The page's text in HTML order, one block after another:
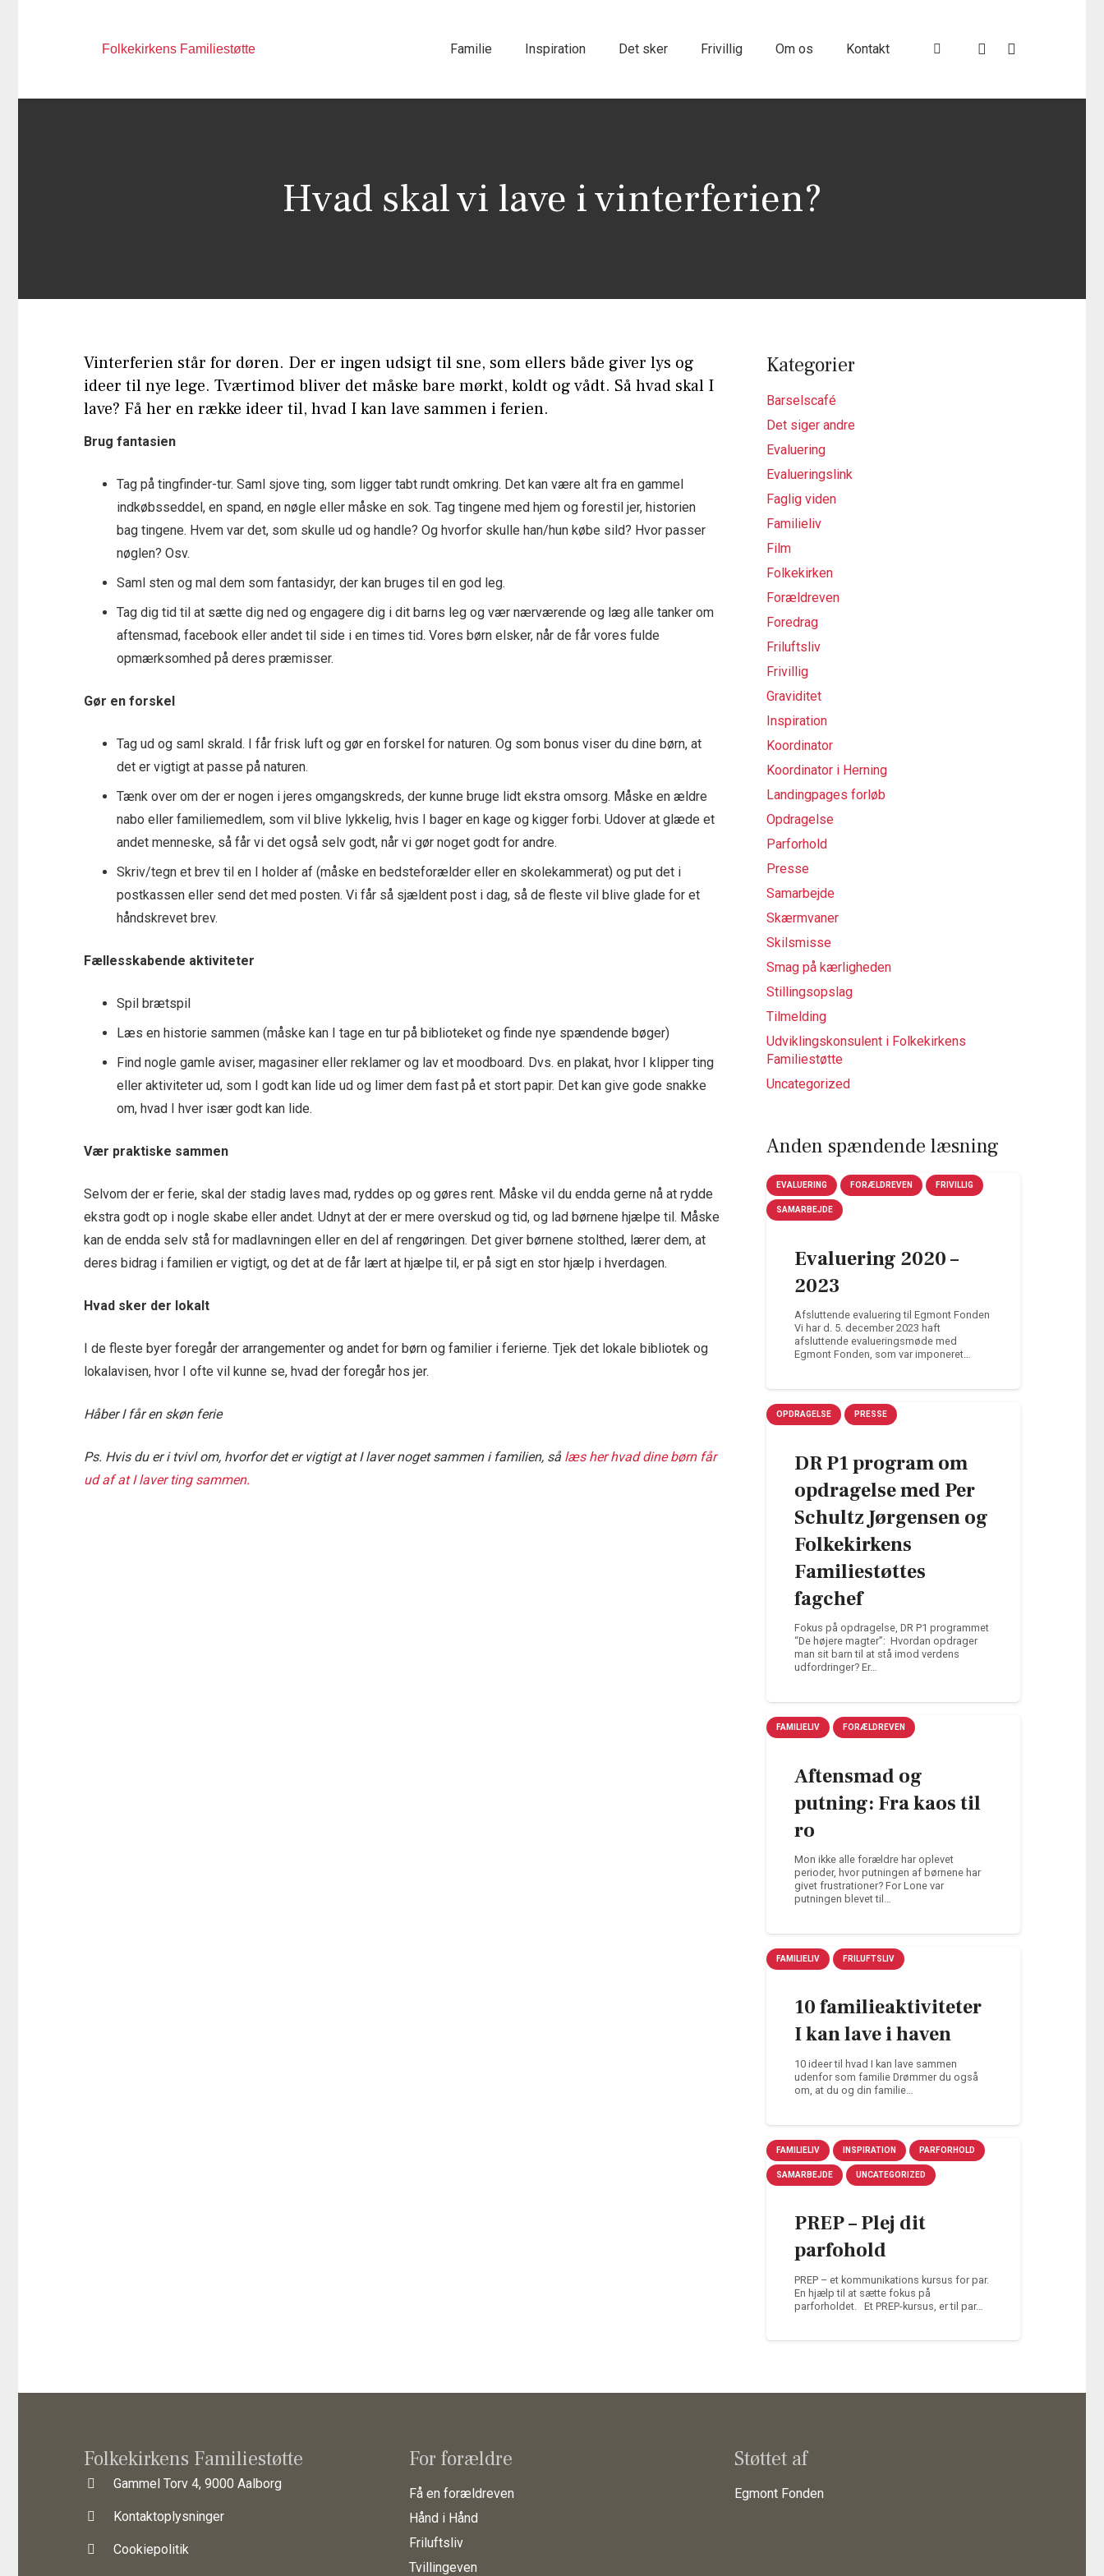
Folkekirkens Familiestøtte Familie Inspiration Det sker Frivillig Om os Kontakt
Hvad skal vi lave i vinterferien?
Vinterferien står for døren. Der er ingen udsigt til sne, som ellers både giver lys og
ideer til nye lege. Tværtimod bliver det måske bare mørkt, koldt og vådt. Så hvad skal I
lave? Få her en række ideer til, hvad I kan lave sammen i ferien.
Brug fantasien
Tag på tingfinder-tur. Saml sjove ting, som ligger tabt rundt omkring. Det kan være alt fra en gammel
indkøbsseddel, en spand, en nøgle eller måske en sok. Tag tingene med hjem og forestil jer, historien
bag tingene. Hvem var det, som skulle ud og handle? Og hvorfor skulle han/hun købe sild? Hvor passer
nøglen? Osv.
Saml sten og mal dem som fantasidyr, der kan bruges til en god leg.
Tag dig tid til at sætte dig ned og engagere dig i dit barns leg og vær nærværende og læg alle tanker om
aftensmad, facebook eller andet til side i en times tid. Vores børn elsker, når de får vores fulde
opmærksomhed på deres præmisser.
Gør en forskel
Tag ud og saml skrald. I får frisk luft og gør en forskel for naturen. Og som bonus viser du dine børn, at
det er vigtigt at passe på naturen.
Tænk over om der er nogen i jeres omgangskreds, der kunne bruge lidt ekstra omsorg. Måske en ældre
nabo eller familiemedlem, som vil blive lykkelig, hvis I bager en kage og kigger forbi. Udover at glæde et
andet menneske, så får vi det også selv godt, når vi gør noget godt for andre.
Skriv/tegn et brev til en I holder af (måske en bedsteforælder eller en skolekammerat) og put det i
postkassen eller send det med posten. Vi får så sjældent post i dag, så de fleste vil blive glade for et
håndskrevet brev.
Fællesskabende aktiviteter
Spil brætspil
Læs en historie sammen (måske kan I tage en tur på biblioteket og finde nye spændende bøger)
Find nogle gamle aviser, magasiner eller reklamer og lav et moodboard. Dvs. en plakat, hvor I klipper ting
eller aktiviteter ud, som I godt kan lide ud og limer dem fast på et stort papir. Det kan give gode snakke
om, hvad I hver især godt kan lide.
Vær praktiske sammen
Selvom der er ferie, skal der stadig laves mad, ryddes op og gøres rent. Måske vil du endda gerne nå at rydde
ekstra godt op i nogle skabe eller andet. Udnyt at der er mere overskud og tid, og lad børnene hjælpe til. Måske
kan de endda selv stå for madlavningen eller en del af rengøringen. Det giver børnene stolthed, lærer dem, at
deres bidrag i familien er vigtigt, og det at de får lært at hjælpe til, er på sigt en stor hjælp i hverdagen.
Hvad sker der lokalt
I de fleste byer foregår der arrangementer og andet for børn og familier i ferierne. Tjek det lokale bibliotek og
lokalavisen, hvor I ofte vil kunne se, hvad der foregår hos jer.
Håber I får en skøn ferie
Ps. Hvis du er i tvivl om, hvorfor det er vigtigt at I laver noget sammen i familien, så læs her hvad dine børn får
ud af at I laver ting sammen.
Kategorier
Barselscafé
Det siger andre
Evaluering
Evalueringslink
Faglig viden
Familieliv
Film
Folkekirken
Forældreven
Foredrag
Friluftsliv
Frivillig
Graviditet
Inspiration
Koordinator
Koordinator i Herning
Landingpages forløb
Opdragelse
Parforhold
Presse
Samarbejde
Skærmvaner
Skilsmisse
Smag på kærligheden
Stillingsopslag
Tilmelding
Udviklingskonsulent i Folkekirkens
Familiestøtte
Uncategorized
Anden spændende læsning
EVALUERING FORÆLDREVEN FRIVILLIG
SAMARBEJDE
Evaluering 2020 –
2023
Afsluttende evaluering til Egmont Fonden
Vi har d. 5. december 2023 haft
afsluttende evalueringsmøde med
Egmont Fonden, som var imponeret…
OPDRAGELSE PRESSE
DR P1 program om
opdragelse med Per
Schultz Jørgensen og
Folkekirkens
Familiestøttes
fagchef
Fokus på opdragelse, DR P1 programmet
“De højere magter”: Hvordan opdrager
man sit barn til at stå imod verdens
udfordringer? Er…
FAMILIELIV FORÆLDREVEN
Aftensmad og
putning: Fra kaos til
ro
Mon ikke alle forældre har oplevet
perioder, hvor putningen af børnene har
givet frustrationer? For Lone var
putningen blevet til…
FAMILIELIV FRILUFTSLIV
10 familieaktiviteter
I kan lave i haven
10 ideer til hvad I kan lave sammen
udenfor som familie Drømmer du også
om, at du og din familie…
FAMILIELIV INSPIRATION PARFORHOLD
SAMARBEJDE UNCATEGORIZED
PREP – Plej dit
parfohold
PREP – et kommunikations kursus for par.
En hjælp til at sætte fokus på
parforholdet. Et PREP-kursus, er til par…
Folkekirkens Familiestøtte
Gammel Torv 4, 9000 Aalborg
Kontaktoplysninger
Cookiepolitik
For forældre
Få en forældreven
Hånd i Hånd
Friluftsliv
Tvillingeven
Støttet af
Egmont Fonden